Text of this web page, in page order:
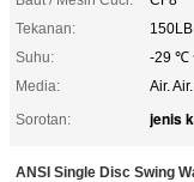
Tekanan:
150LB
Suhu:
-29 ℃
Media:
Air.
Sorotan:
jenis
ANSI Single Disc Swing